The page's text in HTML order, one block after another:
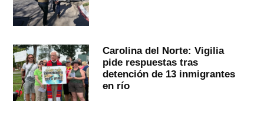
Carolina del Norte: Vigilia
pide respuestas tras
detención de 13 inmigrantes
en río